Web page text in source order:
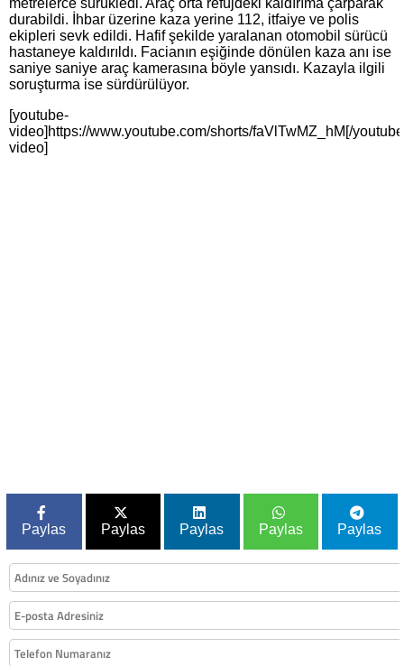
metrelerce sürükledi. Araç orta refüjdeki kaldırıma çarparak
durabildi. İhbar üzerine kaza yerine 112, itfaiye ve polis
ekipleri sevk edildi. Hafif şekilde yaralanan otomobil sürücü
hastaneye kaldırıldı. Facianın eşiğinde dönülen kaza anı ise
saniye saniye araç kamerasına böyle yansıdı. Kazayla ilgili
soruşturma ise sürdürülüyor.
[youtube-
video]https://www.youtube.com/shorts/faVlTwMZ_hM[/
video]
Paylas Paylas Paylas Paylas Paylas